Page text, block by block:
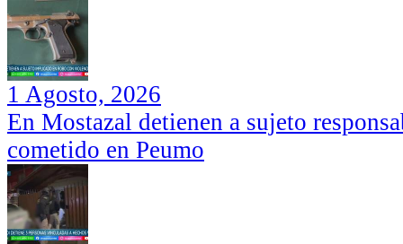
1 Agosto, 2026
En Mostazal detienen a sujeto
cometido en Peumo